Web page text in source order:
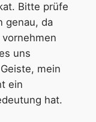
Bitte prüfe
genau, da
uns
mein
ein
hat.